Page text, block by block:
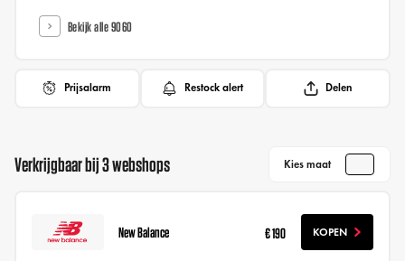
Bekijk alle 9060
Prijsalarm Restock alert Delen
Verkrijgbaar bij 3 webshops Kies maat
New Balance € 190 KOPEN